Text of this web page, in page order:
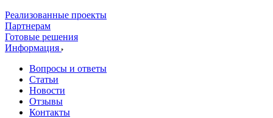
Реализованные проекты
Партнерам
Готовые решения
Информация
Вопросы и ответы
Статьи
Новости
Отзывы
Контакты